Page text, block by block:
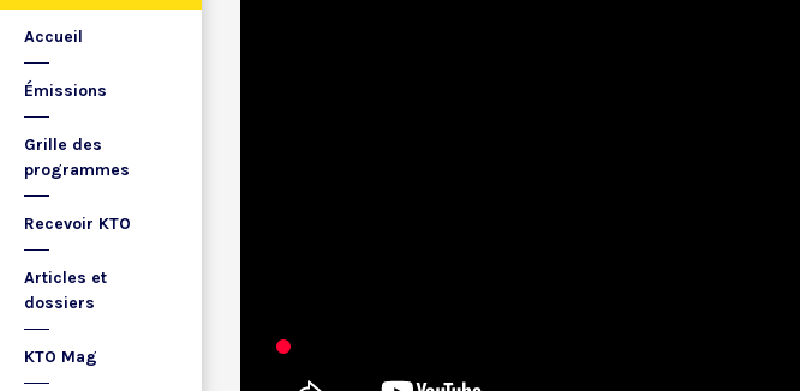
Accueil
Émissions
Grille des
programmes
Recevoir KTO
Articles et
dossiers
KTO Mag